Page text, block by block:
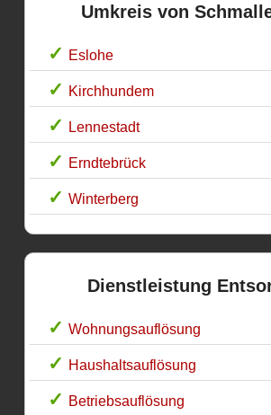
Umkreis von
Eslohe
Kirchhundem
Lennestadt
Erndtebrück
Winterberg
Dienstleistung
Wohnungsauflösung
Haushaltsauflösung
Betriebsauflösung